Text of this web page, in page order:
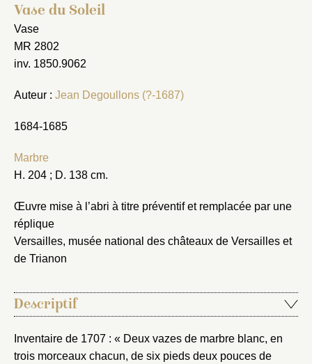
Vase du Soleil
Vase
MR 2802
inv. 1850.9062
Auteur : Jean Degoullons (?-1687)
1684-1685
Marbre
H. 204 ; D. 138 cm.
Œuvre mise à l’abri à titre préventif et remplacée par une
réplique
Versailles, musée national des châteaux de Versailles et
de Trianon
Descriptif
Inventaire de 1707 : « Deux vazes de marbre blanc, en
trois morceaux chacun, de six pieds deux pouces de